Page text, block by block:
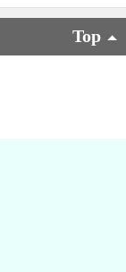
Top